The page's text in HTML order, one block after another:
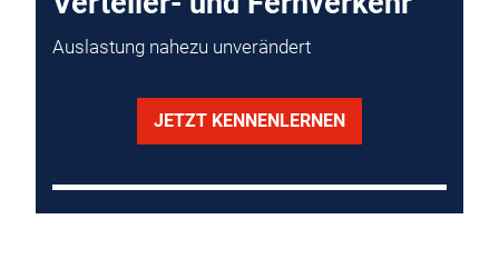
Auslastung nahezu unverändert
JETZT KENNENLERNEN